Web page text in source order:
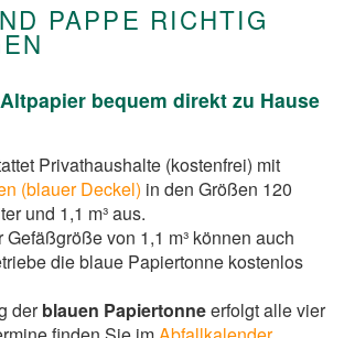
PAPPE RICHTIG
bequem direkt zu Hause
Privathaushalte (kostenfrei) mit
(blauer Deckel) in den Größen 120
und 1,1 m³ aus.
Gefäßgröße von 1,1 m³ können auch
die blaue Papiertonne kostenlos
derblauen Papiertonneerfolgt alle vier